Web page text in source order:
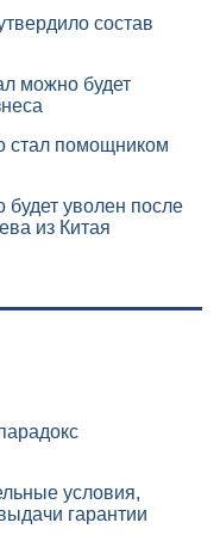
состав
можно будет
стал помощником
уволен после
из Китая
условия,
гарантии